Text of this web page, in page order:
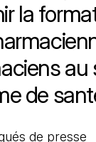
la
au
de
de presse